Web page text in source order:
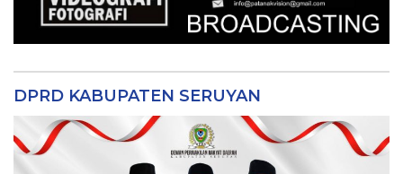
DPRD KABUPATEN SERUYAN